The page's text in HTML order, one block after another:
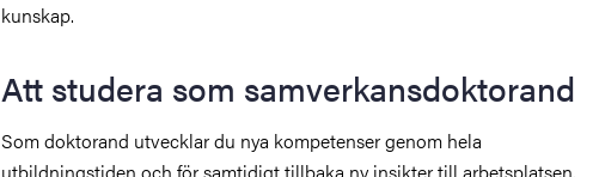
kunskap.
Att studera som samverkansdoktorand
Som doktorand utvecklar du nya kompetenser genom hela